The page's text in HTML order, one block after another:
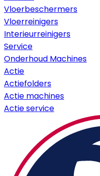
Vloerbeschermers
Vloerreinigers
Interieurreinigers
Service
Onderhoud Machines
Actie
Actiefolders
Actie machines
Actie service